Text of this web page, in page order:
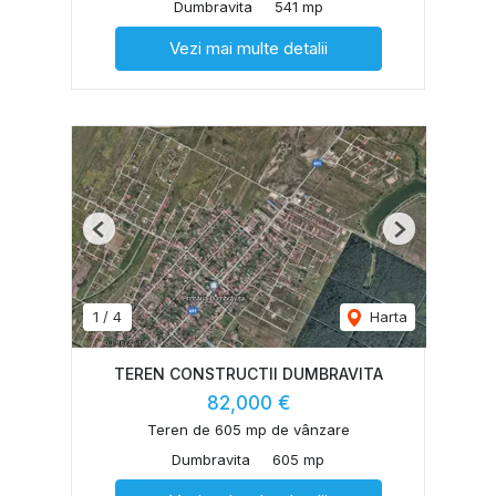
Dumbravita 541 mp
Vezi mai multe detalii
1 / 4 Harta
Previous Next
TEREN CONSTRUCTII DUMBRAVITA
82,000 €
Teren de 605 mp de vânzare
Dumbravita
605 mp